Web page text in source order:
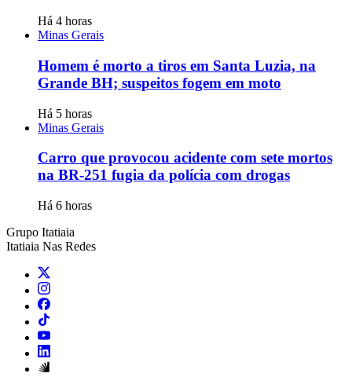
Há 4 horas
Minas Gerais
Homem é morto a tiros em Santa Luzia, na
Grande BH; suspeitos fogem em moto
Há 5 horas
Minas Gerais
Carro que provocou acidente com sete mortos
na BR-251 fugia da polícia com drogas
Há 6 horas
Grupo Itatiaia
Itatiaia Nas Redes